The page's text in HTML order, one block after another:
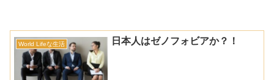
World Lifeな生活 日本人はゼノフォビアか？！